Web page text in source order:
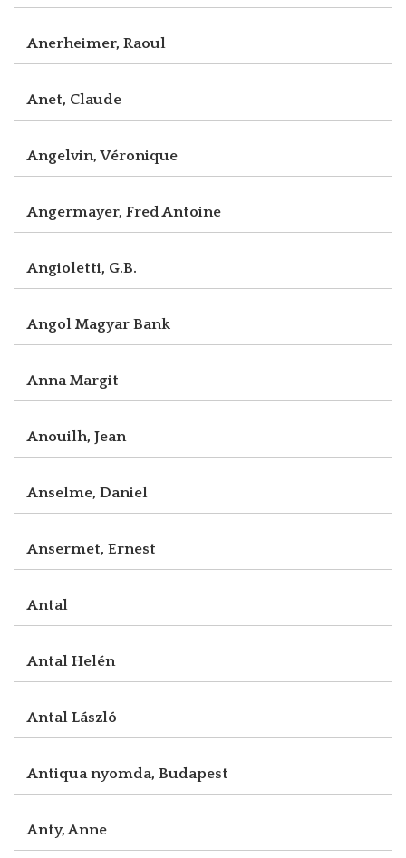
Anerheimer, Raoul
Anet, Claude
Angelvin, Véronique
Angermayer, Fred Antoine
Angioletti, G.B.
Angol Magyar Bank
Anna Margit
Anouilh, Jean
Anselme, Daniel
Ansermet, Ernest
Antal
Antal Helén
Antal László
Antiqua nyomda, Budapest
Anty, Anne